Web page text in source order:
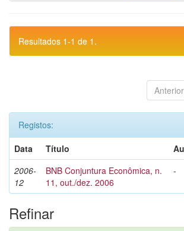
Resultados 1-1 de 1.
Anterior
Registos:
Data
Título
2006-
12
BNB Conjuntura Econômica, n.
11, out./dez. 2006
-
Refinar